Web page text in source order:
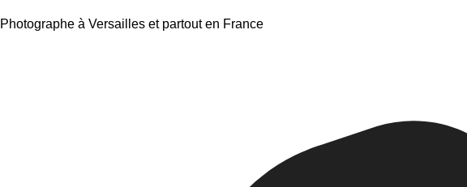
Photographe à Versailles et partout en France